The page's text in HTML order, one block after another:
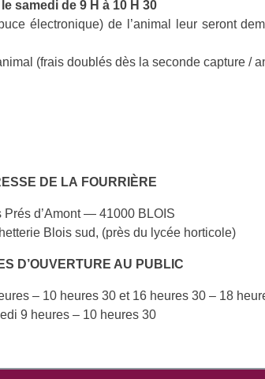
samedi de 9 H à 10 H 30
électronique) de l’animal leur seront
(frais doublés dès la seconde capture /
DE LA FOURRIÈRE
Prés d’Amont — 41000 BLOIS
Blois sud, (près du lycée horticole)
D’OUVERTURE AU PUBLIC
– 10 heures 30 et 16 heures 30 – 18
9 heures – 10 heures 30